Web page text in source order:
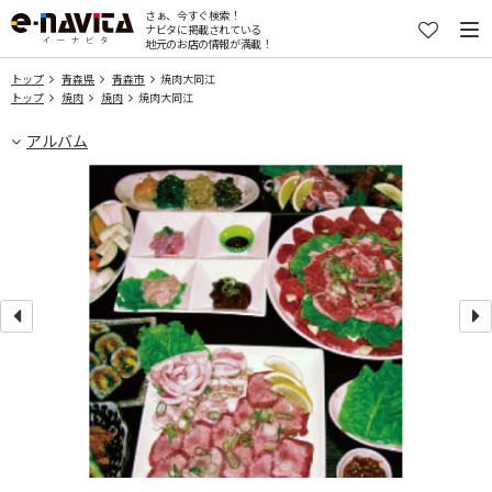
さぁ、今すぐ検索！
ナビタに掲載されている
地元のお店の情報が満載！
トップ 青森県 青森市
焼肉大同江
トップ
焼肉 焼肉 焼肉大同江
アルバム